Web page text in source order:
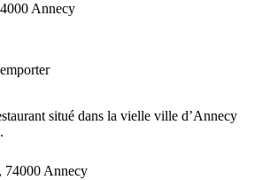
Annecy
situé dans la vielle ville d’Annecy
74000 Annecy